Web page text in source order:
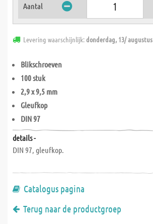
Aantal
Levering waarschijnlijk:donderdag, 13/ augustus
Blikschroeven
100 stuk
2,9 x 9,5 mm
Gleufkop
DIN 97
details -
DIN 97, gleufkop.
Catalogus pagina
Terug naar de productgroep